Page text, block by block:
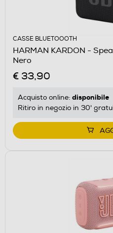
CASSE BLUETOOOTH
HARMAN KARDON -
Nero
€ 33,90
Acquisto online: disponibile
Ritiro in negozio in 30'